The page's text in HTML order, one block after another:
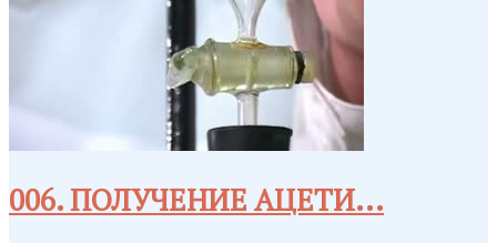
006. ПОЛУЧЕНИЕ АЦЕТИ...